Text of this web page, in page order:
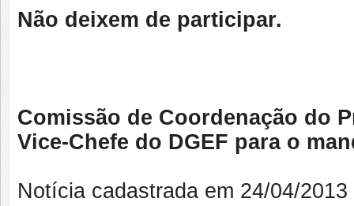
Não deixem de participar.
Comissão de Coordenação do
Vice-Chefe do DGEF para o
Notícia cadastrada em 24/04/